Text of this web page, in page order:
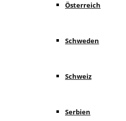
Österreich
Schweden
Schweiz
Serbien